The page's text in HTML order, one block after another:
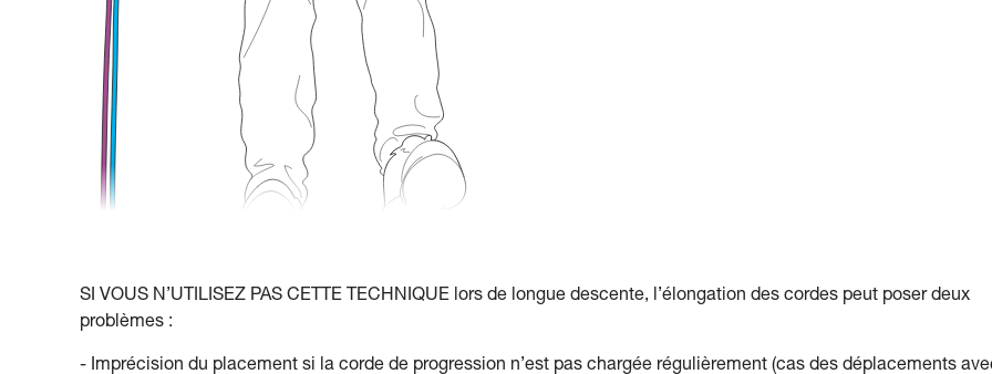
SI VOUS N’UTILISEZ PAS CETTE TECHNIQUE lors de longue descente, l’élongation des cordes peut poser deux
problèmes :
- Imprécision du placement si la corde de progression n’est pas chargée régulièrement (cas des déplacements